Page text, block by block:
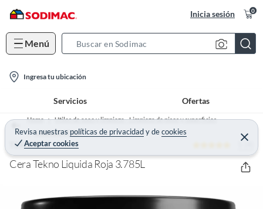
Inicia sesión 0
Menú
h
B
a
o
Ingresa tu ubicación
Servicios Ofertas
Revisa nuestras políticas de privacidadydecookies
Aceptar cookies
C
e
r
a
r
Home
Utiles de aseo y limpieza - Limpieza de pisos y superficies
Limpiador Pisos
TEKNO 5 (4)
Cera Tekno Liquida Roja 3.785L